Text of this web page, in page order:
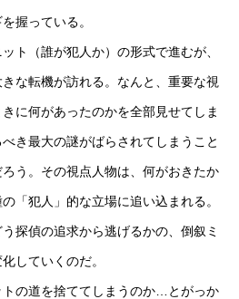
握っている。
ト（誰が犯人か）の形式で進むが、
な転機が訪れる。なんと、重要な視
に何があったのかを全部見せてしま
き最大の謎がばらされてしまうこと
う。その視点人物は、何がおきたか
「犯人」的な立場に追い込まれる。
探偵の追求から逃げるかの、倒叙ミ
していくのだ。
の道を捨ててしまうのか…とがっか